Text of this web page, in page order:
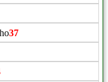
37